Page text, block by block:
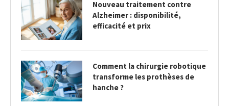
Nouveau traitement contre
Alzheimer : disponibilité,
efficacité et prix
Comment la chirurgie robotique
transforme les prothèses de
hanche ?